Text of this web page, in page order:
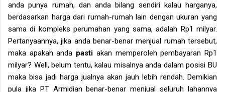
anda punya rumah, dan anda bilang sendiri kalau harganya,
berdasarkan harga dari rumah-rumah lain dengan ukuran yang
sama di kompleks perumahan yang sama, adalah Rp1 milyar.
Pertanyaannya, jika anda benar-benar menjual rumah tersebut,
maka apakah anda pasti akan memperoleh pembayaran Rp1
milyar? Well, belum tentu, kalau misalnya anda dalam posisi BU
maka bisa jadi harga jualnya akan jauh lebih rendah. Demikian
pula jika PT Armidian benar-benar menjual seluruh lahannya